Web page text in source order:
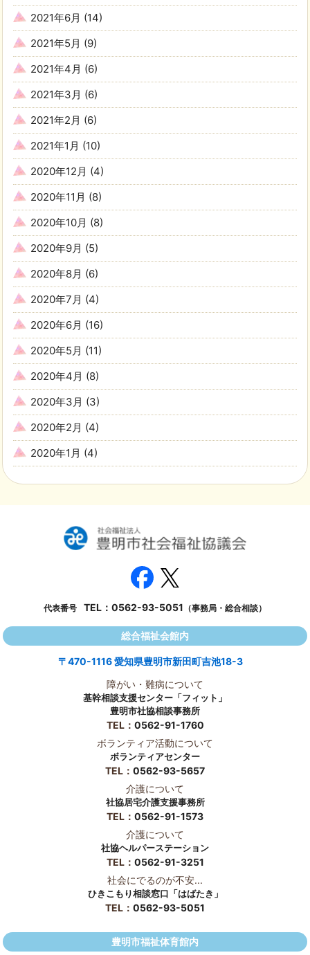
2021年6月 (14)
2021年5月 (9)
2021年4月 (6)
2021年3月 (6)
2021年2月 (6)
2021年1月 (10)
2020年12月 (4)
2020年11月 (8)
2020年10月 (8)
2020年9月 (5)
2020年8月 (6)
2020年7月 (4)
2020年6月 (16)
2020年5月 (11)
2020年4月 (8)
2020年3月 (3)
2020年2月 (4)
2020年1月 (4)
代表番号 TEL： 0562-93-5051 （事務局・総合相談）
総合福祉会館内
〒470-1116 愛知県豊明市新田町吉池18-3
障がい・難病について
基幹相談支援センター「フィット」
豊明市社協相談事務所
TEL： 0562-91-1760
ボランティア活動について
ボランティアセンター
TEL： 0562-93-5657
介護について
社協居宅介護支援事務所
TEL： 0562-91-1573
介護について
社協ヘルパーステーション
TEL： 0562-91-3251
社会にでるのが不安...
ひきこもり相談窓口「はばたき」
TEL： 0562-93-5051
豊明市福祉体育館内